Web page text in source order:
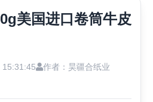
美国进口卷筒牛皮
15:31:45
作者：昊疆合纸业